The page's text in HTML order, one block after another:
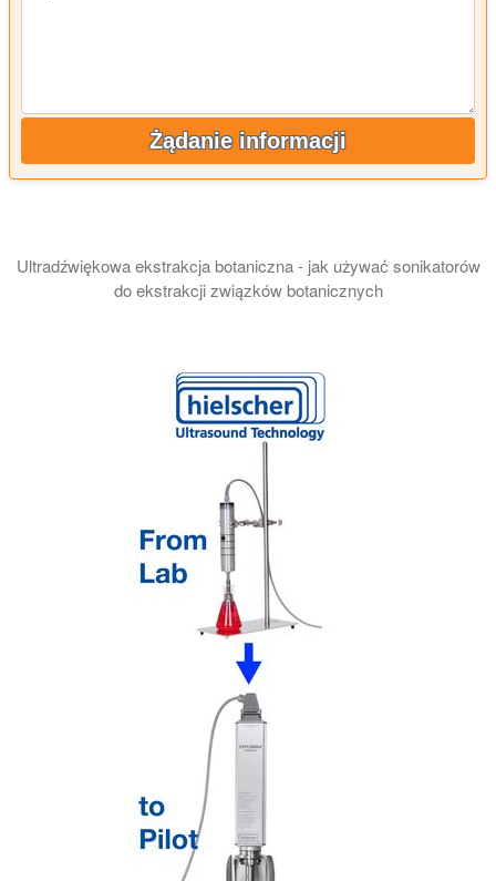
Żądanie informacji
Ultradźwiękowa ekstrakcja botaniczna - jak używać sonikatorów
do ekstrakcji związków botanicznych